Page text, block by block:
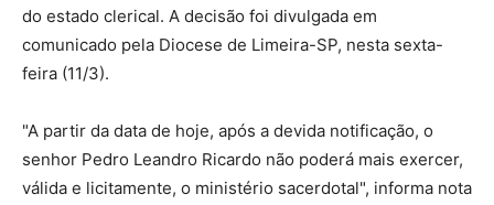
do estado clerical. A decisão foi divulgada em
comunicado pela Diocese de Limeira-SP, nesta sexta-
feira (11/3).
"A partir da data de hoje, após a devida notificação, o
senhor Pedro Leandro Ricardo não poderá mais exercer,
válida e licitamente, o ministério sacerdotal", informa nota